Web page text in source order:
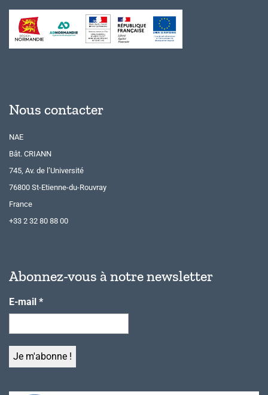
Nous contacter
NAE
Bât. CRIANN
745, Av. de l’Université
76800 St-Etienne-du-Rouvray
France
+33 2 32 80 88 00
Abonnez-vous à notre newsletter
E-mail *